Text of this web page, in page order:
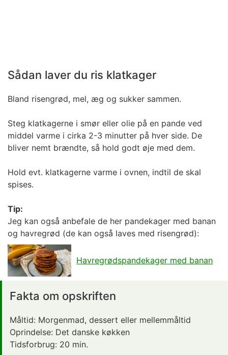
Sådan laver du ris klatkager
Bland risengrød, mel, æg og sukker sammen.
Steg klatkagerne i smør eller olie på en pande ved
middel varme i cirka 2-3 minutter på hver side. De
bliver nemt brændte, så hold godt øje med dem.
Hold evt. klatkagerne varme i ovnen, indtil de skal
spises.
Tip:
Jeg kan også anbefale de her pandekager med banan
og havregrød (de kan også laves med risengrød):
Havregrødspandekager med banan
Fakta om opskriften
Måltid: Morgenmad, dessert eller mellemmåltid
Oprindelse: Det danske køkken
Tidsforbrug: 20 min.